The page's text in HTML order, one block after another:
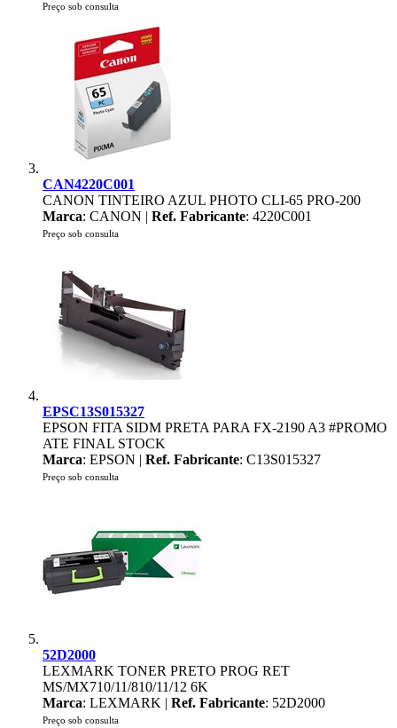
Preço sob consulta
CAN4220C001
CANON TINTEIRO AZUL PHOTO CLI-65 PRO-200
Marca: CANON | Ref. Fabricante: 4220C001
Preço sob consulta
EPSC13S015327
EPSON FITA SIDM PRETA PARA FX-2190 A3 #PROMO
ATE FINAL STOCK
Marca: EPSON | Ref. Fabricante: C13S015327
Preço sob consulta
52D2000
LEXMARK TONER PRETO PROG RET
MS/MX710/11/810/11/12 6K
Marca: LEXMARK | Ref. Fabricante: 52D2000
Preço sob consulta